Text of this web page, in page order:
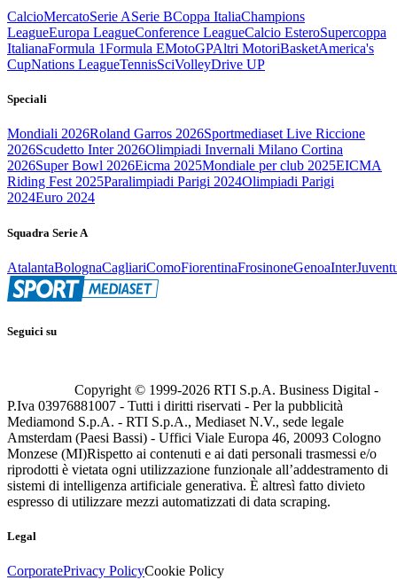
CalcioMercatoSerie ASerie BCoppa ItaliaChampions
LeagueEuropa LeagueConference LeagueCalcio EsteroSupercoppa
ItalianaFormula 1Formula EMotoGPAltri MotoriBasketAmerica's
CupNations LeagueTennisSciVolleyDrive UP
Speciali
Mondiali 2026Roland Garros 2026Sportmediaset Live Riccione
2026Scudetto Inter 2026Olimpiadi Invernali Milano Cortina
2026Super Bowl 2026Eicma 2025Mondiale per club 2025EICMA
Riding Fest 2025Paralimpiadi Parigi 2024Olimpiadi Parigi
2024Euro 2024
Squadra Serie A
AtalantaBolognaCagliariComoFiorentinaFrosinoneGenoaInter
Seguici su
Copyright © 1999-2026 RTI S.p.A. Business Digital -
P.Iva 03976881007 - Tutti i diritti riservati - Per la pubblicità
Mediamond S.p.A. - RTI S.p.A., Mediaset N.V., sede legale
Amsterdam (Paesi Bassi) - Uffici Viale Europa 46, 20093 Cologno
Monzese (MI)Rispetto ai contenuti e ai dati personali trasmessi e/o
riprodotti è vietata ogni utilizzazione funzionale all’addestramento di
sistemi di intelligenza artificiale generativa. È altresì fatto divieto
espresso di utilizzare mezzi automatizzati di data scraping.
Legal
CorporatePrivacy PolicyCookie Policy